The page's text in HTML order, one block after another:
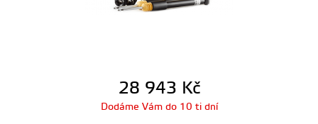
28 943 Kč
Dodáme Vám do 10 ti dní